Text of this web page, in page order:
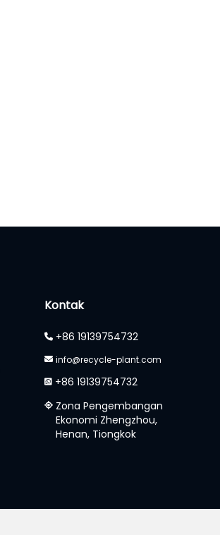
Kontak
+86 19139754732
info@recycle-plant.com
+86 19139754732
Zona Pengembangan
Ekonomi Zhengzhou,
Henan, Tiongkok